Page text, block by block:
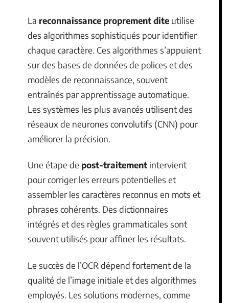
La reconnaissance proprement dite utilise
des algorithmes sophistiqués pour identifier
chaque caractère. Ces algorithmes s’appuient
sur des bases de données de polices et des
modèles de reconnaissance, souvent
entraînés par apprentissage automatique.
Les systèmes les plus avancés utilisent des
réseaux de neurones convolutifs (CNN) pour
améliorer la précision.
Une étape de post-traitement intervient
pour corriger les erreurs potentielles et
assembler les caractères reconnus en mots et
phrases cohérents. Des dictionnaires
intégrés et des règles grammaticales sont
souvent utilisés pour affiner les résultats.
Le succès de l’OCR dépend fortement de la
qualité de l’image initiale et des algorithmes
employés. Les solutions modernes, comme